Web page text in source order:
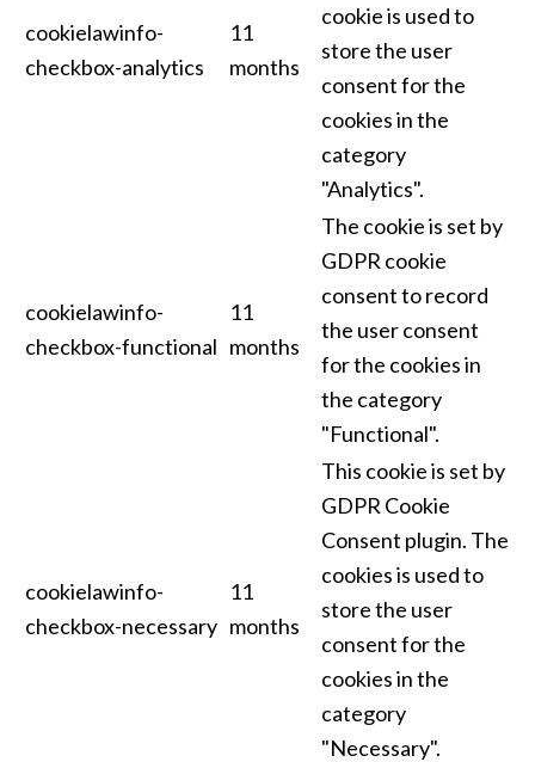
cookielawinfo-
checkbox-analytics
11
months
cookie is used to
store the user
consent for the
cookies in the
category
"Analytics".
cookielawinfo-
checkbox-functional
11
months
The cookie is set by
GDPR cookie
consent to record
the user consent
for the cookies in
the category
"Functional".
cookielawinfo-
checkbox-necessary
11
months
This cookie is set by
GDPR Cookie
Consent plugin. The
cookies is used to
store the user
consent for the
cookies in the
category
"Necessary".